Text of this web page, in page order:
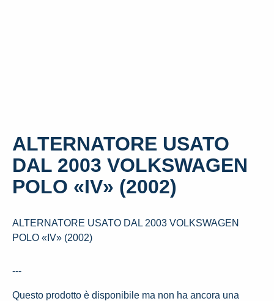
ALTERNATORE USATO
DAL 2003 VOLKSWAGEN
POLO «IV» (2002)
ALTERNATORE USATO DAL 2003 VOLKSWAGEN
POLO «IV» (2002)
---
Questo prodotto è disponibile ma non ha ancora una